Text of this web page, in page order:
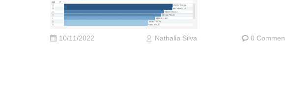
10/11/2022 Nathalia Silva 0